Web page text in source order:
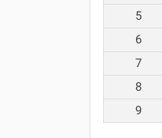
5
6
7
8
9